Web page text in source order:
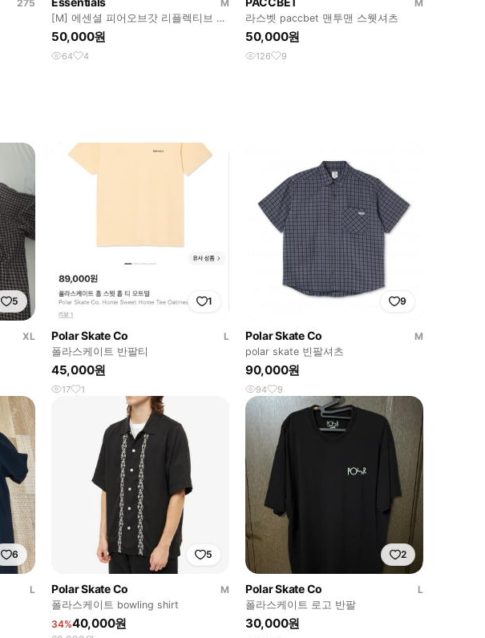
275
M
[M] 에센셜 피어오브갓 리플렉티브 후
드
50,000원
64 4
M
라스벳 paccbet 맨투맨 스웻셔츠
50,000원
126 9
5
XL
1
Polar Skate Co
L
폴라스케이트 반팔티
45,000원
17 1
9
Polar Skate Co
M
polar skate 빈팔셔츠
90,000원
94 9
6
L
5
Polar Skate Co
M
폴라스케이트 bowling shirt
34%40,000원
2
Polar Skate Co
L
폴라스케이트 로고 반팔
30,000원